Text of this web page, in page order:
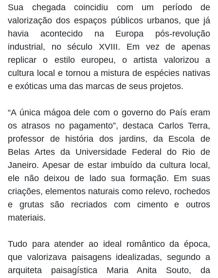
Sua chegada coincidiu com um período de
valorização dos espaços públicos urbanos, que já
havia acontecido na Europa pós-revolução
industrial, no século XVIII. Em vez de apenas
replicar o estilo europeu, o artista valorizou a
cultura local e tornou a mistura de espécies nativas
e exóticas uma das marcas de seus projetos.
“A única mágoa dele com o governo do País eram
os atrasos no pagamento”, destaca Carlos Terra,
professor de história dos jardins, da Escola de
Belas Artes da Universidade Federal do Rio de
Janeiro. Apesar de estar imbuído da cultura local,
ele não deixou de lado sua formação. Em suas
criações, elementos naturais como relevo, rochedos
e grutas são recriados com cimento e outros
materiais.
Tudo para atender ao ideal romântico da época,
que valorizava paisagens idealizadas, segundo a
arquiteta paisagística Maria Anita Souto, da